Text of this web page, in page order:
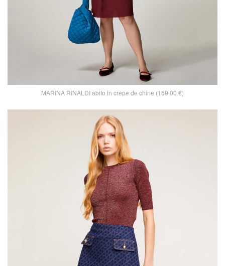
MARINA RINALDI abito in crepe de chine (159,00 €)